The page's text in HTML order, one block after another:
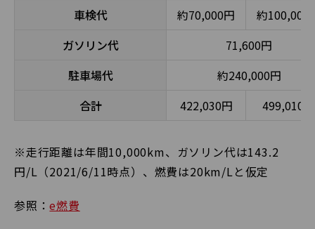
車検代
約70,000円
約100,000
ガソリン代
71,600円
駐車場代
約240,000円
合計
422,030円 499,010円
※走行距離は年間10,000km、ガソリン代は143.2
円/L（2021/6/11時点）、燃費は20km/Lと仮定
参照：e燃費